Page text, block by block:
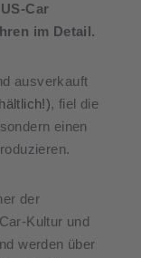
Car
im Detail.
ausverkauft
, fiel die
einen
der
Kultur und
werden über